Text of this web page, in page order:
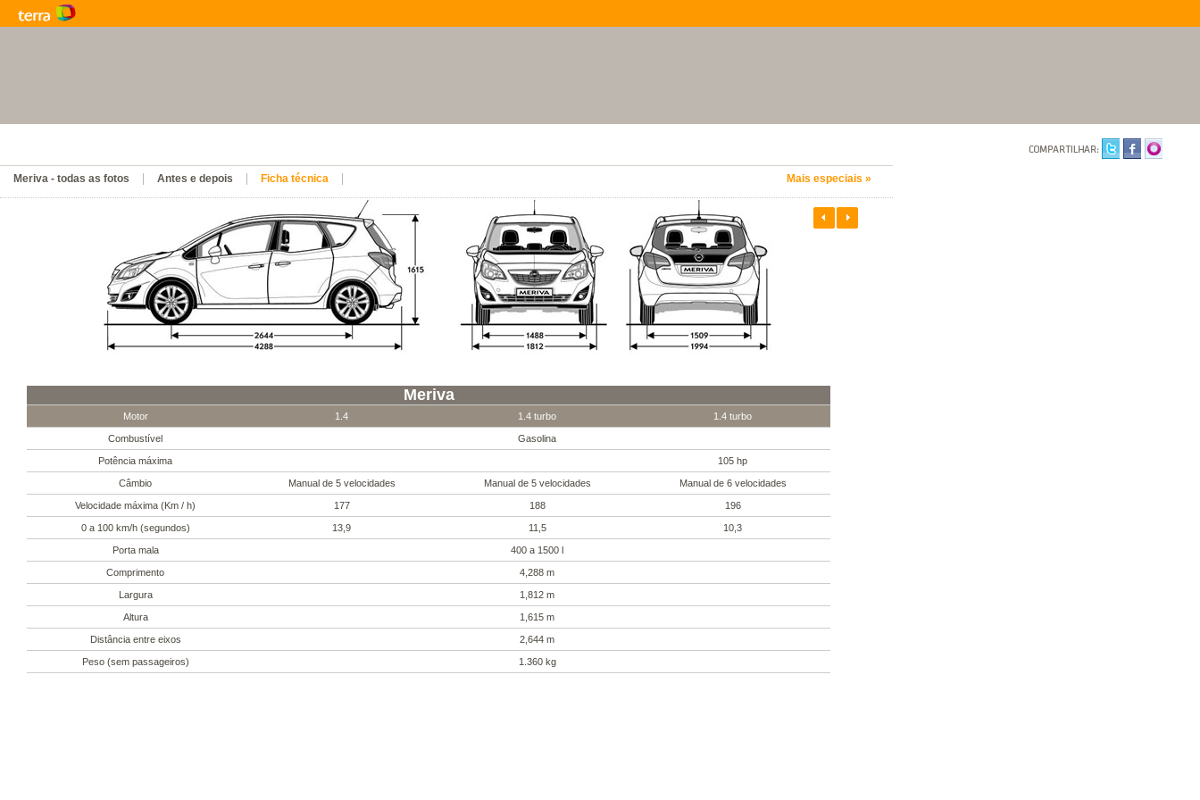
Meriva
Motor 1.4 1.4 turbo 1.4 turbo
Combustível Gasolina
Potência máxima 105 hp
Câmbio Manual de 5 velocidades Manual de 5 velocidades Manual de 6 velocidades
Velocidade máxima (Km / h) 177 188 196
0 a 100 km/h (segundos) 13,9 11,5 10,3
Porta mala 400 a 1500 l
Comprimento 4,288 m
Largura 1,812 m
Altura 1,615 m
Distância entre eixos 2,644 m
Peso (sem passageiros) 1.360 kg
Meriva - todas as fotos Antes e depois Ficha técnica Mais especiais »